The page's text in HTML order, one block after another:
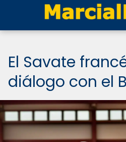
El Savate
diálogo con el